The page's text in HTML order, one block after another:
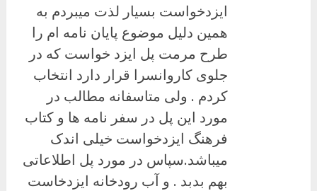
ایزدخواست بسیار لذت میبردم به
همین دلیل موضوع پایان نامه ام را
طرح مرمت پل ایزد خواست که در
جلوی کاروانسرا قرار دارد انتخاب
کردم . ولی متاسفانه مطالب در
مورد این پل در سفر نامه ها و کتاب
فرهنگ ایزدخواست خیلی اندک
میباشد.سپاس در مورد پل اطلاعاتی
بهم بدبد . و آب رودخانه ایزدخاست